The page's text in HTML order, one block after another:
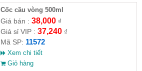
Cốc cầu vòng 500ml
Giá bán : 38,000₫
Giá sỉ VIP : 37,240₫
Mã SP: 11572
Xem chi tiết
Giỏ hàng